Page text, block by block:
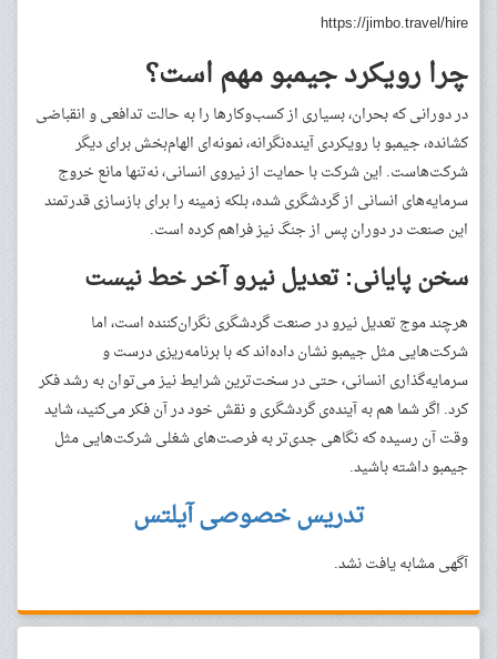
https://jimbo.travel/hire
چرا رویکرد جیمبو مهم است؟
در دورانی که بحران، بسیاری از کسب‌وکارها را به حالت تدافعی و انقباضی
کشانده، جیمبو با رویکردی آینده‌نگرانه، نمونه‌ای الهام‌بخش برای دیگر
شرکت‌هاست. این شرکت با حمایت از نیروی انسانی، نه‌تنها مانع خروج
سرمایه‌های انسانی از گردشگری شده، بلکه زمینه را برای بازسازی قدرتمند
این صنعت در دوران پس از جنگ نیز فراهم کرده است.
سخن پایانی: تعدیل نیرو آخر خط نیست
هرچند موج تعدیل نیرو در صنعت گردشگری نگران‌کننده است، اما
شرکت‌هایی مثل جیمبو نشان داده‌اند که با برنامه‌ریزی درست و
سرمایه‌گذاری انسانی، حتی در سخت‌ترین شرایط نیز می‌توان به رشد فکر
کرد. اگر شما هم به آینده‌ی گردشگری و نقش خود در آن فکر می‌کنید، شاید
وقت آن رسیده که نگاهی جدی‌تر به فرصت‌های شغلی شرکت‌هایی مثل
جیمبو داشته باشید.
تدریس خصوصی آیلتس
آگهی مشابه یافت نشد.